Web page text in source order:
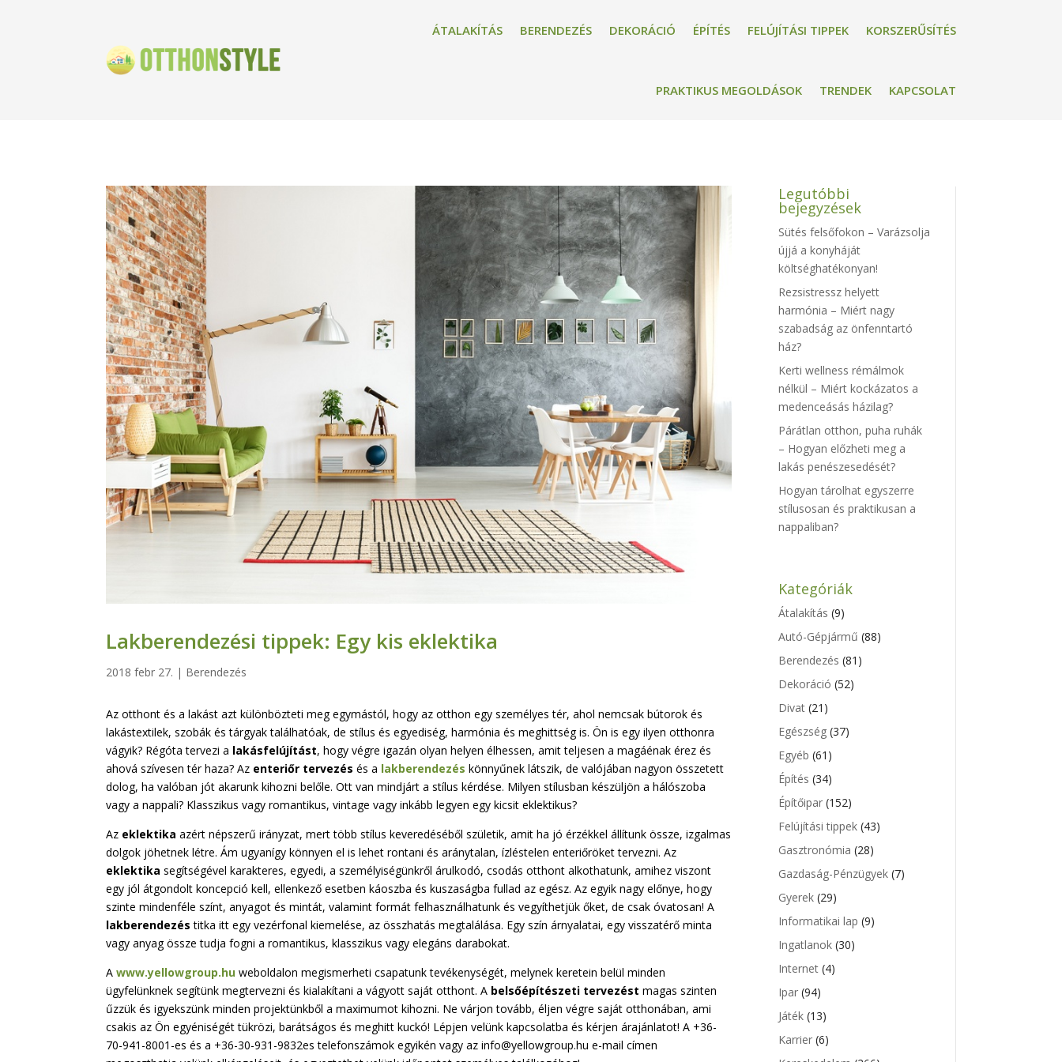
ÁTALAKÍTÁS BERENDEZÉS DEKORÁCIÓ ÉPÍTÉS FELÚJÍTÁSI TIPPEK KORSZERŰSÍTÉS
PRAKTIKUS MEGOLDÁSOK TRENDEK KAPCSOLAT
Lakberendezési tippek: Egy kis eklektika
2018 febr 27. | Berendezés
Az otthont és a lakást azt különbözteti meg egymástól, hogy az otthon egy személyes tér, ahol nemcsak bútorok és
lakástextilek, szobák és tárgyak találhatóak, de stílus és egyediség, harmónia és meghittség is. Ön is egy ilyen otthonra
vágyik? Régóta tervezi a lakásfelújítást, hogy végre igazán olyan helyen élhessen, amit teljesen a magáénak érez és
ahová szívesen tér haza? Az enteriőr tervezésés a lakberendezéskönnyűnek látszik, de valójában nagyon összetett
dolog, ha valóban jót akarunk kihozni belőle. Ott van mindjárt a stílus kérdése. Milyen stílusban készüljön a hálószoba
vagy a nappali? Klasszikus vagy romantikus, vintage vagy inkább legyen egy kicsit eklektikus?
Az eklektika azért népszerű irányzat, mert több stílus keveredéséből születik, amit ha jó érzékkel állítunk össze, izgalmas
dolgok jöhetnek létre. Ám ugyanígy könnyen el is lehet rontani és aránytalan, ízléstelen enteriőröket tervezni. Az
eklektikasegítségével karakteres, egyedi, a személyiségünkről árulkodó, csodás otthont alkothatunk, amihez viszont
egy jól átgondolt koncepció kell, ellenkező esetben káoszba és kuszaságba fullad az egész. Az egyik nagy előnye, hogy
szinte mindenféle színt, anyagot és mintát, valamint formát felhasználhatunk és vegyíthetjük őket, de csak óvatosan! A
lakberendezés titka itt egy vezérfonal kiemelése, az összhatás megtalálása. Egy szín árnyalatai, egy visszatérő minta
vagy anyag össze tudja fogni a romantikus, klasszikus vagy elegáns darabokat.
Awww.yellowgroup.hu weboldalon megismerheti csapatunk tevékenységét, melynek keretein belül minden
ügyfelünknek segítünk megtervezni és kialakítani a vágyott saját otthont. A belsőépítészeti tervezéstmagas szinten
űzzük és igyekszünk minden projektünkből a maximumot kihozni. Ne várjon tovább, éljen végre saját otthonában, ami
csakis az Ön egyéniségét tükrözi, barátságos és meghitt kuckó! Lépjen velünk kapcsolatba és kérjen árajánlatot! A +36-
70-941-8001-es és a +36-30-931-9832es telefonszámok egyikén vagy az info@yellowgroup.hu e-mail címen
Legutóbbi
bejegyzések
Sütés felsőfokon – Varázsolja
újjá a konyháját
költséghatékonyan!
Rezsistressz helyett
harmónia – Miért nagy
szabadság az önfenntartó
ház?
Kerti wellness rémálmok
nélkül – Miért kockázatos a
medenceásás házilag?
Párátlan otthon, puha ruhák
– Hogyan előzheti meg a
lakás penészesedését?
Hogyan tárolhat egyszerre
stílusosan és praktikusan a
nappaliban?
Kategóriák
Átalakítás (9)
Autó-Gépjármű (88)
Berendezés (81)
Dekoráció (52)
Divat (21)
Egészség (37)
Egyéb (61)
Építés (34)
Építőipar (152)
Felújítási tippek (43)
Gasztronómia (28)
Gazdaság-Pénzügyek (7)
Gyerek (29)
Informatikai lap (9)
Ingatlanok (30)
Internet (4)
Ipar (94)
Játék (13)
Karrier (6)